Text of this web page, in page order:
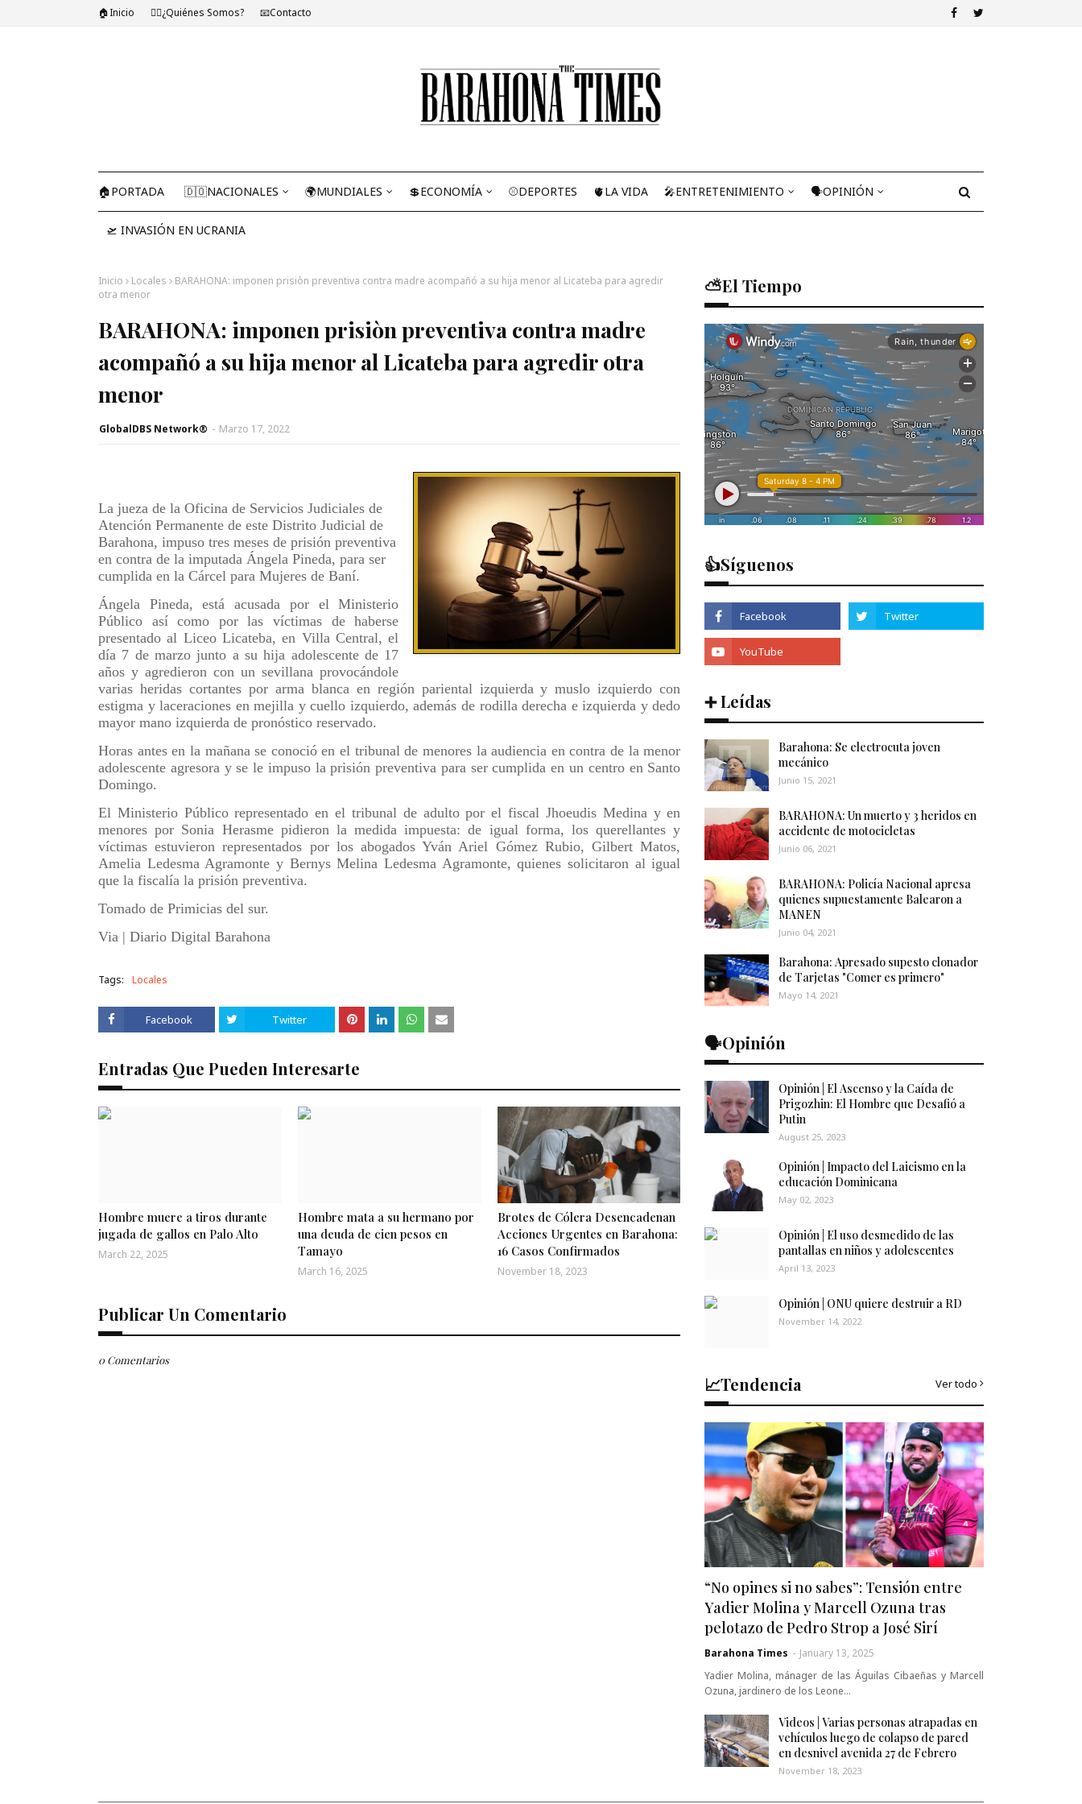
🏠Inicio 🤷‍♂️¿Quiénes Somos? 📧Contacto
🏠PORTADA 🇩🇴NACIONALES 🌍MUNDIALES 💲ECONOMÍA ⚾DEPORTES 🫀LA VIDA 🎤ENTRETENIMIENTO 🗣OPINIÓN
🛫 INVASIÓN EN UCRANIA
Inicio Locales
BARAHONA: imponen prisiòn preventiva contra madre acompañó a su hija menor al Licateba para agredir
otra menor
BARAHONA: imponen prisiòn preventiva contra madre
acompañó a su hija menor al Licateba para agredir otra
menor
GlobalDBS Network® - Marzo 17, 2022
La jueza de la Oficina de Servicios Judiciales de
Atención Permanente de este Distrito Judicial de
Barahona, impuso tres meses de prisión preventiva
en contra de la imputada Ángela Pineda, para ser
cumplida en la Cárcel para Mujeres de Baní.
Ángela Pineda, está acusada por el Ministerio
Público así como por las víctimas de haberse
presentado al Liceo Licateba, en Villa Central, el
día 7 de marzo junto a su hija adolescente de 17
años y agredieron con un sevillana provocándole
varias heridas cortantes por arma blanca en región pariental izquierda y muslo izquierdo con
estigma y laceraciones en mejilla y cuello izquierdo, además de rodilla derecha e izquierda y dedo
mayor mano izquierda de pronóstico reservado.
Horas antes en la mañana se conoció en el tribunal de menores la audiencia en contra de la menor
adolescente agresora y se le impuso la prisión preventiva para ser cumplida en un centro en Santo
Domingo.
El Ministerio Público representado en el tribunal de adulto por el fiscal Jhoeudis Medina y en
menores por Sonia Herasme pidieron la medida impuesta: de igual forma, los querellantes y
víctimas estuvieron representados por los abogados Yván Ariel Gómez Rubio, Gilbert Matos,
Amelia Ledesma Agramonte y Bernys Melina Ledesma Agramonte, quienes solicitaron al igual
que la fiscalía la prisión preventiva.
Tomado de Primicias del sur.
Via | Diario Digital Barahona
Tags: Locales
Facebook Twitter
Entradas Que Pueden Interesarte
Hombre muere a tiros durante
jugada de gallos en Palo Alto
March 22, 2025
Hombre mata a su hermano por
una deuda de cien pesos en
Tamayo
March 16, 2025
Brotes de Cólera Desencadenan
Acciones Urgentes en Barahona:
16 Casos Confirmados
November 18, 2023
Publicar Un Comentario
0 Comentarios
⛅El Tiempo
👍Síguenos
➕ Leídas
Barahona: Se electrocuta joven
mecánico
Junio 15, 2021
BARAHONA: Un muerto y 3 heridos en
accidente de motocicletas
Junio 06, 2021
BARAHONA: Policía Nacional apresa
quienes supuestamente Balearon a
MANEN
Junio 04, 2021
Barahona: Apresado supesto clonador
de Tarjetas "Comer es primero"
Mayo 14, 2021
🗣️Opinión
Opinión | El Ascenso y la Caída de
Prigozhin: El Hombre que Desafió a
Putin
August 25, 2023
Opinión | Impacto del Laicismo en la
educación Dominicana
May 02, 2023
Opinión | El uso desmedido de las
pantallas en niños y adolescentes
April 13, 2023
Opinión | ONU quiere destruir a RD
November 14, 2022
📈Tendencia Ver todo
“No opines si no sabes”: Tensión entre
Yadier Molina y Marcell Ozuna tras
pelotazo de Pedro Strop a José Sirí
Barahona Times - January 13, 2025
Yadier Molina, mánager de las Águilas Cibaeñas y Marcell
Ozuna, jardinero de los Leone…
Videos | Varias personas atrapadas en
vehículos luego de colapso de pared
en desnivel avenida 27 de Febrero
November 18, 2023